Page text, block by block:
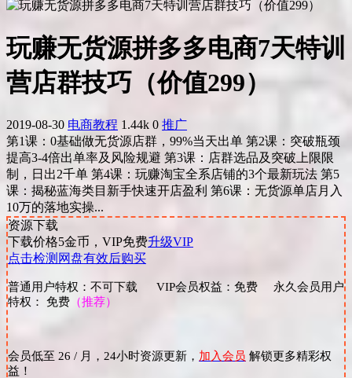
玩赚无货源拼多多电商7天特训
营店群技巧（价值299）
2019-08-30 电商教程 1.44k 0 推广
第1课：0基础做无货源店群，99%当天出单 第2课：突破瓶颈
提高3-4倍出单率及风险规避 第3课：店群选品及突破上限限
制，日出2千单 第4课：玩赚淘宝全系店铺的3个最新玩法 第5
课：揭秘蓝海类目新手快速开店盈利 第6课：无货源单店月入
10万的落地实操...
资源下载
下载价格5金币，VIP免费升级VIP
点击检测网盘有效后购买
普通用户特权：不可下载 VIP会员权益：免费 永久会员用户
特权： 免费 （推荐）
会员低至 26 / 月，24小时资源更新， 加入会员 解锁更多精彩权
益！